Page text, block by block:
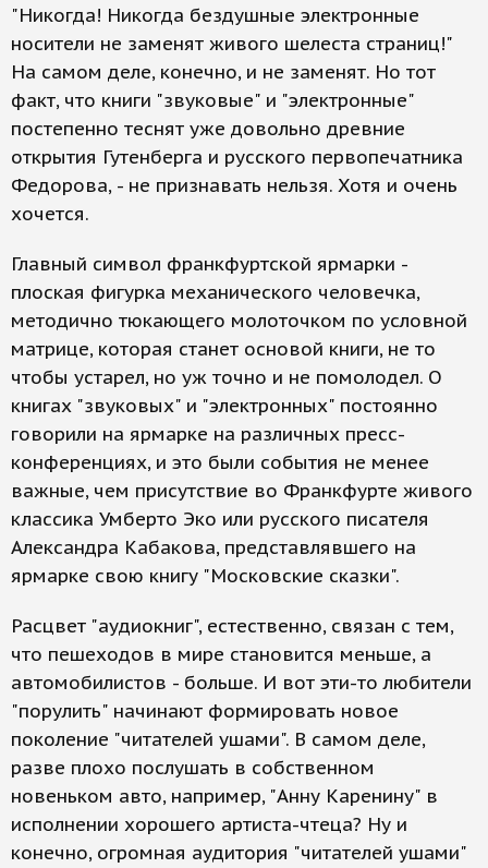
"Никогда! Никогда бездушные электронные
носители не заменят живого шелеста страниц!"
На самом деле, конечно, и не заменят. Но тот
факт, что книги "звуковые" и "электронные"
постепенно теснят уже довольно древние
открытия Гутенберга и русского первопечатника
Федорова, - не признавать нельзя. Хотя и очень
хочется.
Главный символ франкфуртской ярмарки -
плоская фигурка механического человечка,
методично тюкающего молоточком по условной
матрице, которая станет основой книги, не то
чтобы устарел, но уж точно и не помолодел. О
книгах "звуковых" и "электронных" постоянно
говорили на ярмарке на различных пресс-
конференциях, и это были события не менее
важные, чем присутствие во Франкфурте живого
классика Умберто Эко или русского писателя
Александра Кабакова, представлявшего на
ярмарке свою книгу "Московские сказки".
Расцвет "аудиокниг", естественно, связан с тем,
что пешеходов в мире становится меньше, а
автомобилистов - больше. И вот эти-то любители
"порулить" начинают формировать новое
поколение "читателей ушами". В самом деле,
разве плохо послушать в собственном
новеньком авто, например, "Анну Каренину" в
исполнении хорошего артиста-чтеца? Ну и
конечно, огромная аудитория "читателей ушами"